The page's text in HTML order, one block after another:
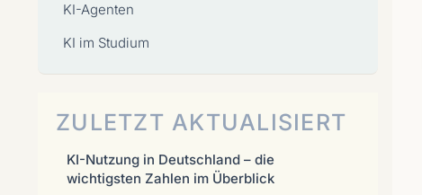
KI-Agenten
KI im Studium
ZULETZT AKTUALISIERT
KI-Nutzung in Deutschland – die
wichtigsten Zahlen im Überblick